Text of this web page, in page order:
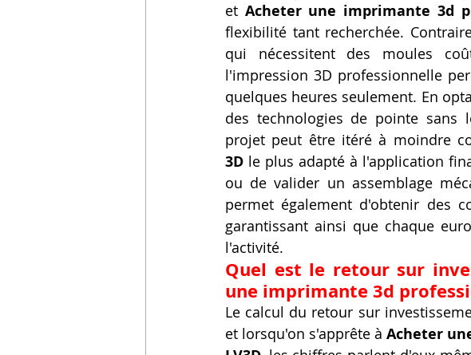
et Acheter une imprimante 3d
flexibilité tant recherchée.
qui nécessitent des moules
l'impression 3D professionnelle
quelques heures seulement. En
des technologies de pointe sans
projet peut être itéré à moindre
3D le plus adapté à l'application
ou de valider un assemblage
permet également d'obtenir des
garantissant ainsi que chaque
l'activité.
Quel est le retour sur
une imprimante 3d
Le calcul du retour sur
et lorsqu'on s'apprête à Acheter